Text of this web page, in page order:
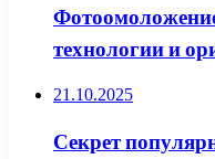
технологии и
21.10.2025
Секрет